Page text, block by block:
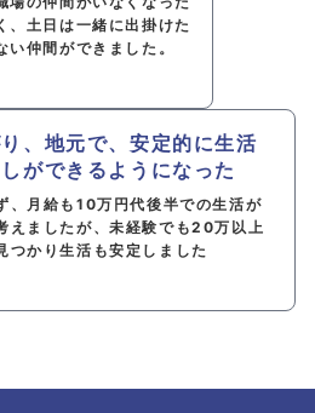
、土日は一緒に出掛けた
仲間ができました。
、地元で、安定的に生活
ができるようになった
、月給も10万円代後半での生活が
えましたが、未経験でも20万以上
つかり生活も安定しました